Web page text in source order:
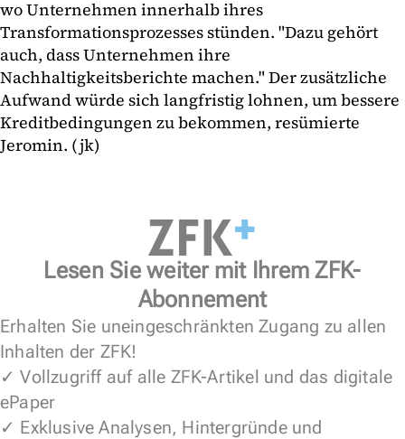
wo Unternehmen innerhalb ihres
Transformationsprozesses stünden. "Dazu gehört
auch, dass Unternehmen ihre
Nachhaltigkeitsberichte machen." Der zusätzliche
Aufwand würde sich langfristig lohnen, um bessere
Kreditbedingungen zu bekommen, resümierte
Jeromin. (jk)
Lesen Sie weiter mit Ihrem ZFK-
Abonnement
Erhalten Sie uneingeschränkten Zugang zu allen
Inhalten der ZFK!
✓ Vollzugriff auf alle ZFK-Artikel und das digitale
ePaper
✓ Exklusive Analysen, Hintergründe und